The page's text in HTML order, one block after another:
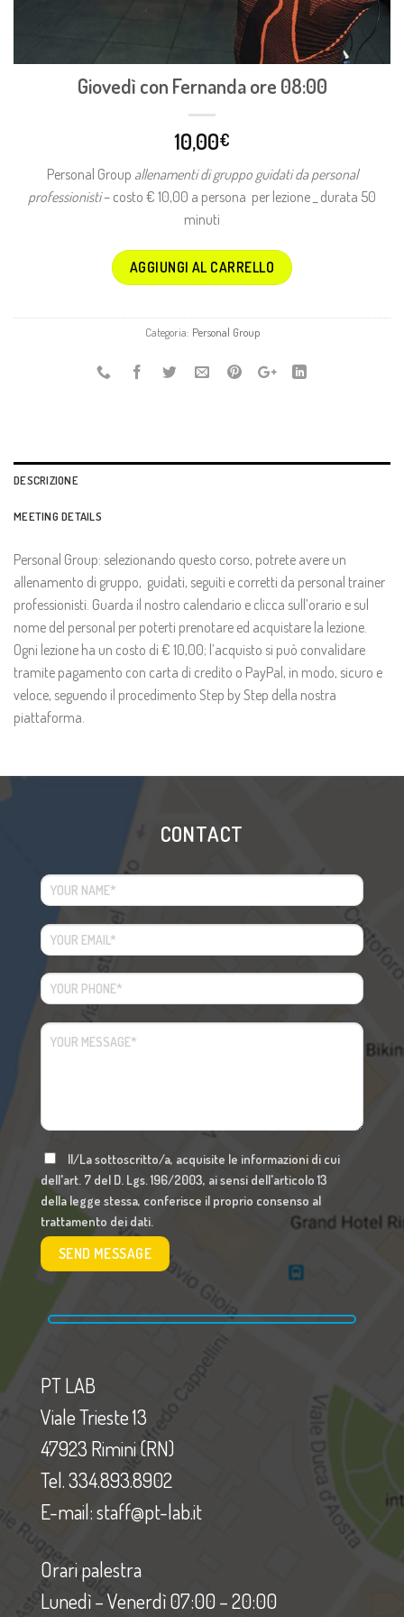
Giovedì con Fernanda ore 08:00
10,00€
Personal Group allenamenti di gruppo guidati da personal
professionisti– costo € 10,00 a persona per lezione _ durata 50
minuti
AGGIUNGI AL CARRELLO
Categoria: Personal Group
DESCRIZIONE
MEETING DETAILS
Personal Group: selezionando questo corso, potrete avere un
allenamento di gruppo, guidati, seguiti e corretti da personal trainer
professionisti. Guarda il nostro calendario e clicca sull’orario e sul
nome del personal per poterti prenotare ed acquistare la lezione.
Ogni lezione ha un costo di € 10,00; l’acquisto si può convalidare
tramite pagamento con carta di credito o PayPal, in modo, sicuro e
veloce, seguendo il procedimento Step by Step della nostra
piattaforma.
CONTACT
Il/La sottoscritto/a, acquisite le informazioni di cui
dell'art. 7 del D. Lgs. 196/2003, ai sensi dell'articolo 13
della legge stessa, conferisce il proprio consenso al
trattamento dei dati.
PT LAB
Viale Trieste 13
47923 Rimini (RN)
Tel. 334.893.8902
E-mail: staff@pt-lab.it
Orari palestra
Lunedì – Venerdì 07:00 – 20:00